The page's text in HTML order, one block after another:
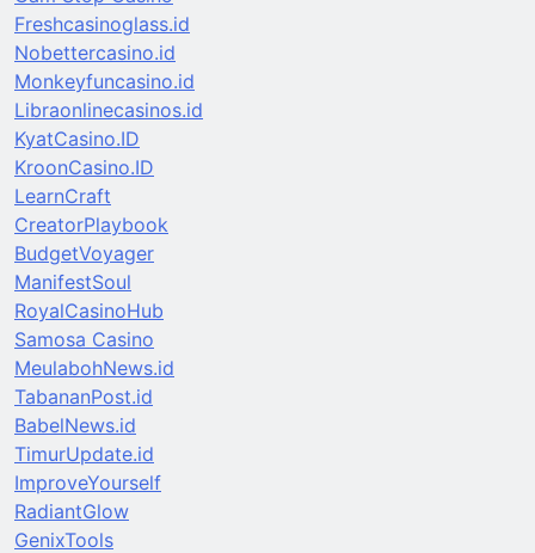
Freshcasinoglass.id
Nobettercasino.id
Monkeyfuncasino.id
Libraonlinecasinos.id
KyatCasino.ID
KroonCasino.ID
LearnCraft
CreatorPlaybook
BudgetVoyager
ManifestSoul
RoyalCasinoHub
Samosa Casino
MeulabohNews.id
TabananPost.id
BabelNews.id
TimurUpdate.id
ImproveYourself
RadiantGlow
GenixTools